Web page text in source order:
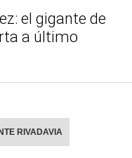
el gigante de
a último
RIVADAVIA